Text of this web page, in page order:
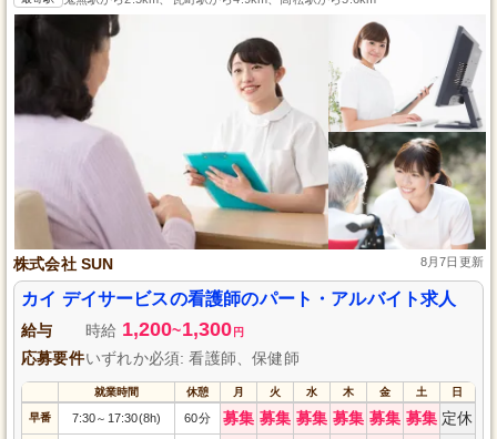
株式会社 SUN 8月7日更新
カイ デイサービスの看護師のパート・アルバイト求人
給与 時給 1,200~1,300 円
応募要件いずれか必須: 看護師、保健師
就業時間 休憩 月 火 水 木 金 土 日
早番 7:30～ 17:30(8h) 60分 募集 募集 募集 募集 募集 募集 定休